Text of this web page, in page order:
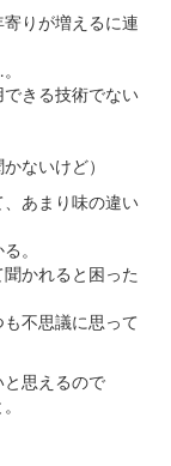
りが増えるに連
きる技術でない
ないけど）
あまり味の違い
。
かれると困った
不思議に思って
思えるので